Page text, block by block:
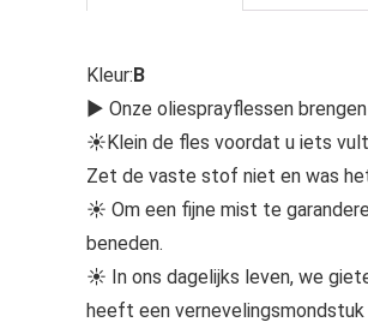
Kleur:B
▶ Onze oliesprayflessen
☀Klein de fles voordat u iets
Zet de vaste stof niet en was
☀ Om een fijne mist te
beneden.
☀ In ons dagelijks leven, we
heeft een